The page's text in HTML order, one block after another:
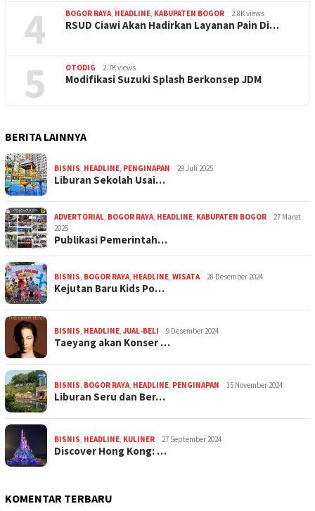
4
BOGOR RAYA HEADLINE KABUPATEN BOGOR 2.8K views
RSUD Ciawi Akan Hadirkan Layanan Pain Di…
5 OTODIG 2.7K views
Modifikasi Suzuki Splash Berkonsep JDM
BERITA LAINNYA
BISNIS HEADLINE PENGINAPAN 29 Juli 2025
Liburan Sekolah Usai…
ADVERTORIAL BOGOR RAYA HEADLINE KABUPATEN BOGOR
27 Maret
2025
Publikasi Pemerintah…
BISNIS BOGOR RAYA HEADLINE WISATA 28 Desember 2024
Kejutan Baru Kids Po…
BISNIS HEADLINE JUAL-BELI 9 Desember 2024
Taeyang akan Konser …
BISNIS BOGOR RAYA HEADLINE PENGINAPAN 15 November 2024
Liburan Seru dan Ber…
BISNIS HEADLINE KULINER 27 September 2024
Discover Hong Kong: …
KOMENTAR TERBARU